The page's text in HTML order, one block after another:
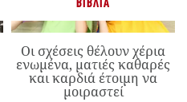
ΒΙΒΛΊΑ
Οι σχέσεις θέλουν χέρια
ενωμένα, ματιές καθαρές
και καρδιά έτοιμη να
μοιραστεί